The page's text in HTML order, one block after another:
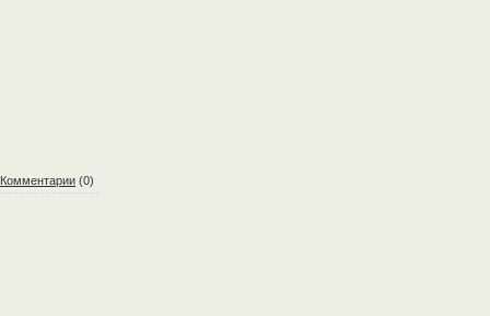
Комментарии (0)